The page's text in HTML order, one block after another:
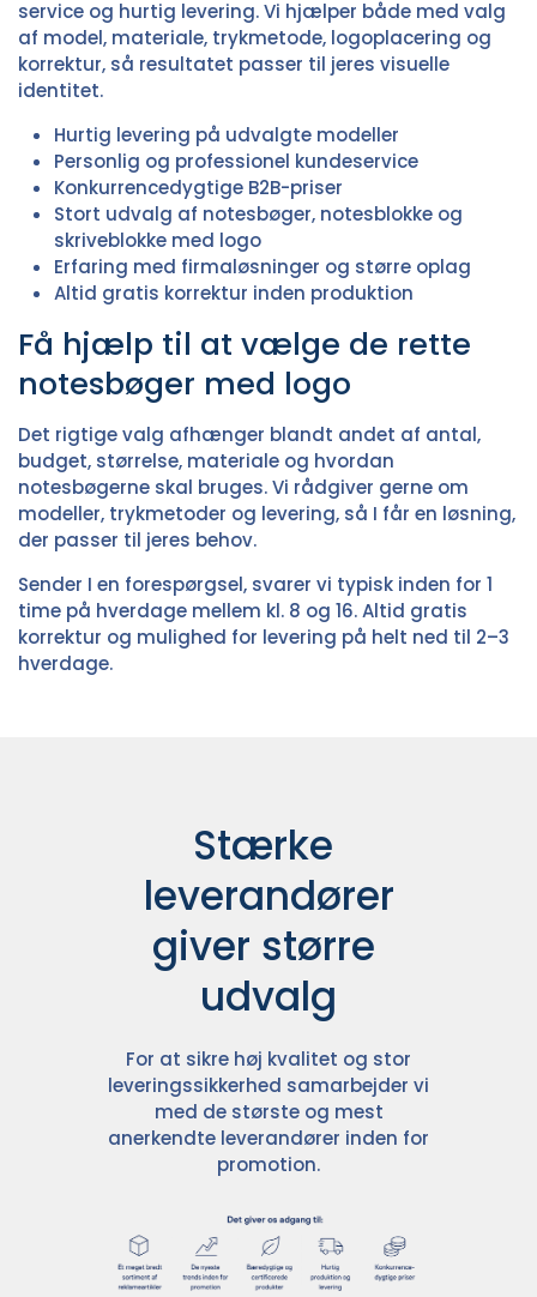
service og hurtig levering. Vi hjælper både med valg
af model, materiale, trykmetode, logoplacering og
korrektur, så resultatet passer til jeres visuelle
identitet.
Hurtig levering på udvalgte modeller
Personlig og professionel kundeservice
Konkurrencedygtige B2B-priser
Stort udvalg af notesbøger, notesblokke og
skriveblokke med logo
Erfaring med firmaløsninger og større oplag
Altid gratis korrektur inden produktion
Få hjælp til at vælge de rette
notesbøger med logo
Det rigtige valg afhænger blandt andet af antal,
budget, størrelse, materiale og hvordan
notesbøgerne skal bruges. Vi rådgiver gerne om
modeller, trykmetoder og levering, så I får en løsning,
der passer til jeres behov.
Sender I en forespørgsel, svarer vi typisk inden for 1
time på hverdage mellem kl. 8 og 16. Altid gratis
korrektur og mulighed for levering på helt ned til 2–3
hverdage.
Stærke
leverandører
giver større
udvalg
For at sikre høj kvalitet og stor
leveringssikkerhed samarbejder vi
med de største og mest
anerkendte leverandører inden for
promotion.